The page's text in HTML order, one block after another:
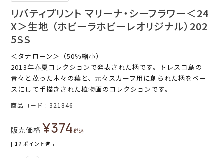
リバティプリント マリーナ・シーフラワー＜24
X＞生地 （ホビーラホビーレオリジナル）202
5SS
＜タナローン＞（50％縮小）
2013年春夏コレクションで発表された柄です。トレスコ島の
青々と茂った木々の葉と、元々スカーフ用に創られた柄をベー
スにして手描きされた植物画のコレクションです。
商品コード 321846
販売価格 ¥374税込
[ 17 ポイント進呈 ]